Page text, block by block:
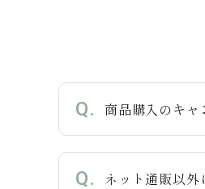
カテゴリー
商品購入のキ
ネット通販以